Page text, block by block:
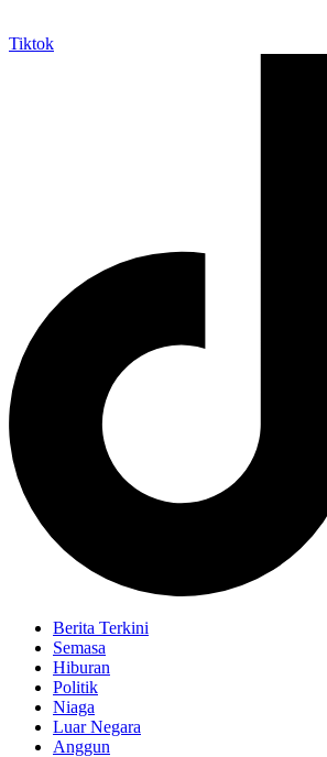
Tiktok
Berita Terkini
Semasa
Hiburan
Politik
Niaga
Luar Negara
Anggun